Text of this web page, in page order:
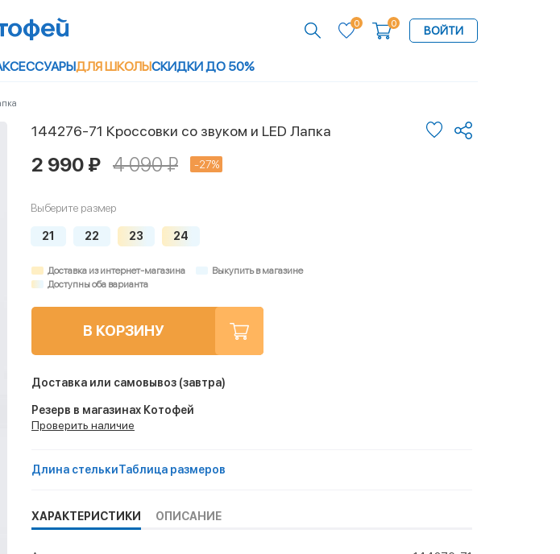
0 0
ВОЙТИ
ДЛЯ ШКОЛЫСКИДКИ ДО 50%
144276-71 Кроссовки со звуком и LED Лапка
2 990 ₽ 4 090 ₽ -27%
Выберите размер
21 22 23 24
Доставка из интернет-магазина
Выкупить в магазине
Доступны оба варианта
В КОРЗИНУ
Доставка или самовывоз (завтра)
Резерв в магазинах Котофей
Проверить наличие
Длина стелькиТаблица размеров
ХАРАКТЕРИСТИКИ ОПИСАНИЕ